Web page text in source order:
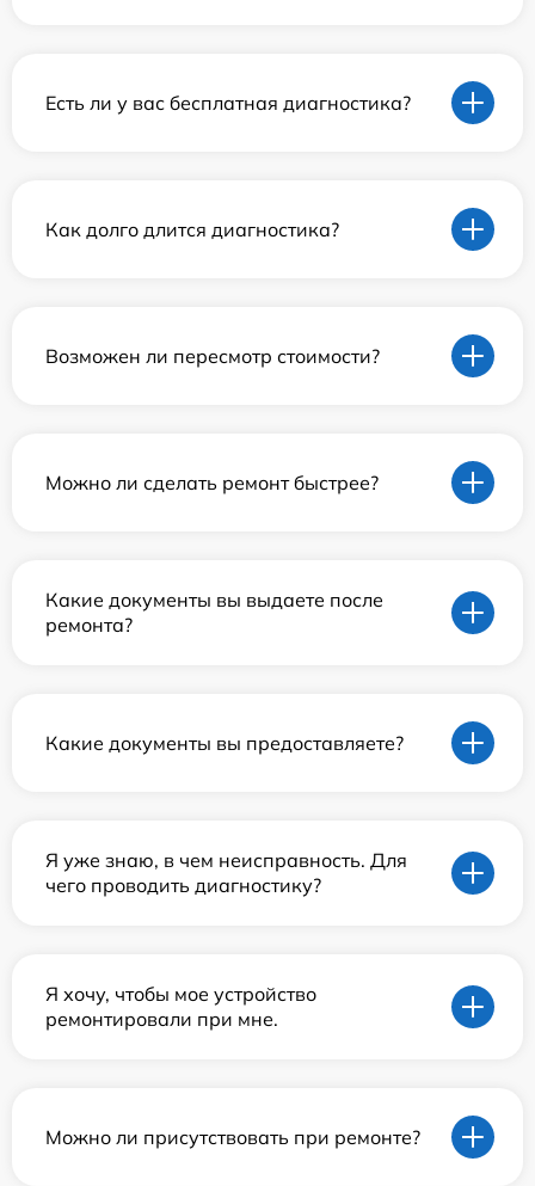
Есть ли у вас бесплатная диагностика?
Как долго длится диагностика?
Возможен ли пересмотр стоимости?
Можно ли сделать ремонт быстрее?
Какие документы вы выдаете после
ремонта?
Какие документы вы предоставляете?
Я уже знаю, в чем неисправность. Для
чего проводить диагностику?
Я хочу, чтобы мое устройство
ремонтировали при мне.
Можно ли присутствовать при ремонте?